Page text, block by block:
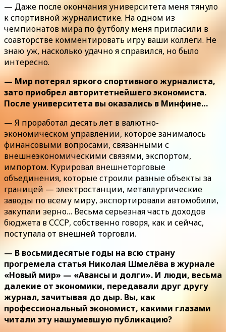
— Даже после окончания университета меня тянуло
к спортивной журналистике. На одном из
чемпионатов мира по футболу меня пригласили в
соавторстве комментировать игру ваши коллеги. Не
знаю уж, насколько удачно я справился, но было
интересно.
— Мир потерял яркого спортивного журналиста,
зато приобрел авторитетнейшего экономиста.
После университета вы оказались в Минфине…
— Я проработал десять лет в валютно-
экономическом управлении, которое занималось
финансовыми вопросами, связанными с
внешнеэкономическими связями, экспортом,
импортом. Курировал внешнеторговые
объединения, которые строили разные объекты за
границей — электростанции, металлургические
заводы по всему миру, экспортировали автомобили,
закупали зерно… Весьма серьезная часть доходов
бюджета в СССР, собственно говоря, как и сейчас,
поступала от внешней торговли.
— В восьмидесятые годы на всю страну
прогремела статья Николая Шмелёва в журнале
«Новый мир» — «Авансы и долги». И люди, весьма
далекие от экономики, передавали друг другу
журнал, зачитывая до дыр. Вы, как
профессиональный экономист, какими глазами
читали эту нашумевшую публикацию?